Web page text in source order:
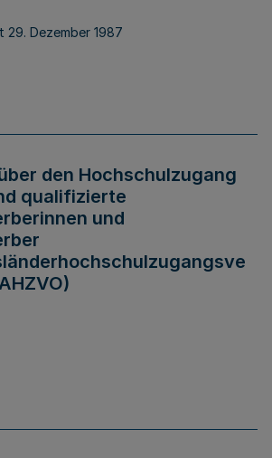
29. Dezember 1987
den Hochschulzugang
qualifizierte
und